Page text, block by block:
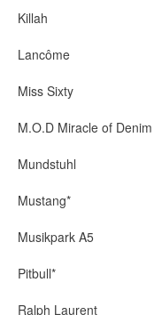
Killah
Lancôme
Miss Sixty
M.O.D Miracle of Denim
Mundstuhl
Mustang*
Musikpark A5
Pitbull*
Ralph Laurent